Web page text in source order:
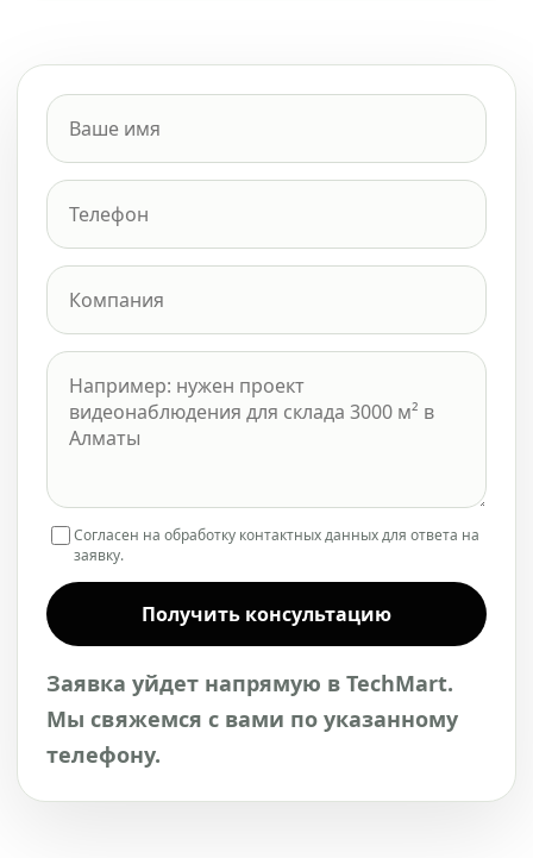
Согласен на обработку контактных данных для ответа на
заявку.
Получить консультацию
Заявка уйдет напрямую в TechMart.
Мы свяжемся с вами по указанному
телефону.